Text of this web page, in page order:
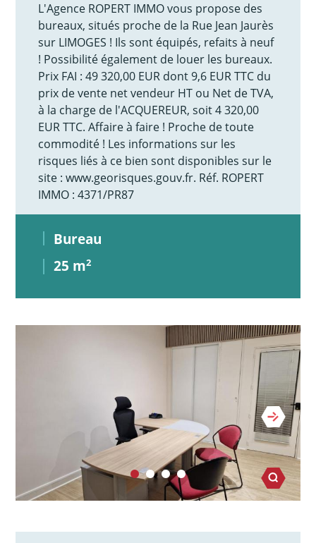
L'Agence ROPERT IMMO vous propose des
bureaux, situés proche de la Rue Jean Jaurès
sur LIMOGES ! Ils sont équipés, refaits à neuf
! Possibilité également de louer les bureaux.
Prix FAI : 49 320,00 EUR dont 9,6 EUR TTC du
prix de vente net vendeur HT ou Net de TVA,
à la charge de l'ACQUEREUR, soit 4 320,00
EUR TTC. Affaire à faire ! Proche de toute
commodité ! Les informations sur les
risques liés à ce bien sont disponibles sur le
site : www.georisques.gouv.fr. Réf. ROPERT
IMMO : 4371/PR87
Bureau
25 m2